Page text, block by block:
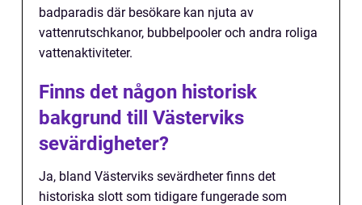
badparadis där besökare kan njuta av
vattenrutschkanor, bubbelpooler och andra roliga
vattenaktiviteter.
Finns det någon historisk
bakgrund till Västerviks
sevärdigheter?
Ja, bland Västerviks sevärdheter finns det
historiska slott som tidigare fungerade som